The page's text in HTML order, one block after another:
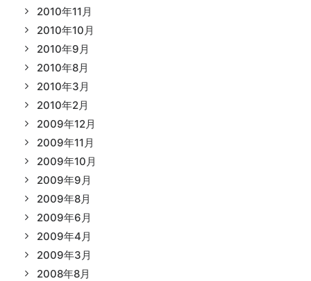
2010年11月
2010年10月
2010年9月
2010年8月
2010年3月
2010年2月
2009年12月
2009年11月
2009年10月
2009年9月
2009年8月
2009年6月
2009年4月
2009年3月
2008年8月